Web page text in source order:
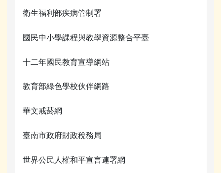
衛生福利部疾病管制署
國民中小學課程與教學資源整合平臺
十二年國民教育宣導網站
教育部綠色學校伙伴網路
華文戒菸網
臺南市政府財政稅務局
世界公民人權和平宣言連署網